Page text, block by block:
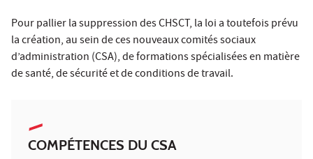
Pour pallier la suppression des CHSCT, la loi a toutefois prévu
la création, au sein de ces nouveaux comités sociaux
d’administration (CSA), de formations spécialisées en matière
de santé, de sécurité et de conditions de travail.
COMPÉTENCES DU CSA